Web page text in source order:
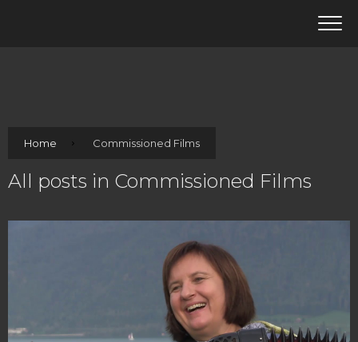
Home Commissioned Films
All posts in Commissioned Films